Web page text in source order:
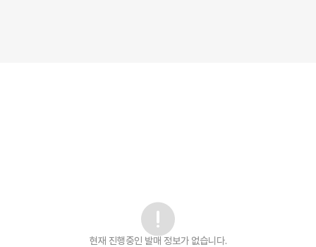
현재 진행중인 발매 정보가 없습니다.